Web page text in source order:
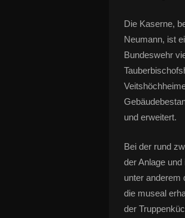
Die Kaserne,
Neumann, ist
Bundeswehr
und erweitert.
Bei der rund
der Anlage
unter anderem
die museal
der